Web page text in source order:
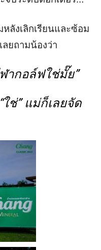
หลังเลิกเรียนและซ้อม
ยถามน้องว่า
ากอล์ฟใช่มั๊ย”
“ใช่”แม่ก็เลยจัด